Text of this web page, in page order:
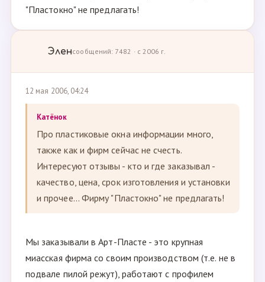
"Пластокно" не предлагать!
Эленсообщений: 7482 · с 2006 г.
12 мая 2006, 04:24
Катёнок
Про пластиковые окна информации много,
также как и фирм сейчас не счесть.
Интересуют отзывы - кто и где заказывал -
качество, цена, срок изготовления и установки
и прочее... Фирму "Пластокно" не предлагать!
Мы заказывали в Арт-Пласте - это крупная
миасская фирма со своим производством (т.е. не в
подвале пилой режут), работают с профилем